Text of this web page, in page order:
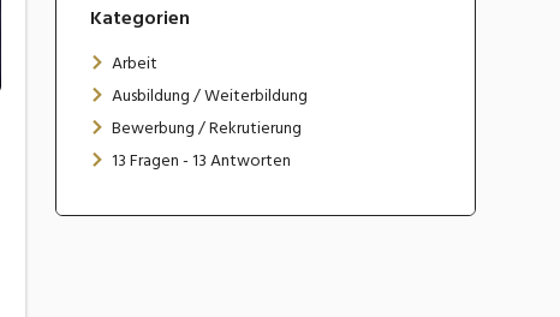
Kategorien
Arbeit
Ausbildung / Weiterbildung
Bewerbung / Rekrutierung
13 Fragen - 13 Antworten